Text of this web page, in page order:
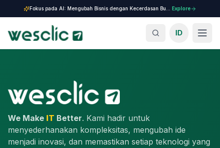
Explore
ID
We Make IT Better. Kami hadir untuk
menyederhanakan kompleksitas, mengubah ide
menjadi inovasi, dan memastikan setiap teknologi yang